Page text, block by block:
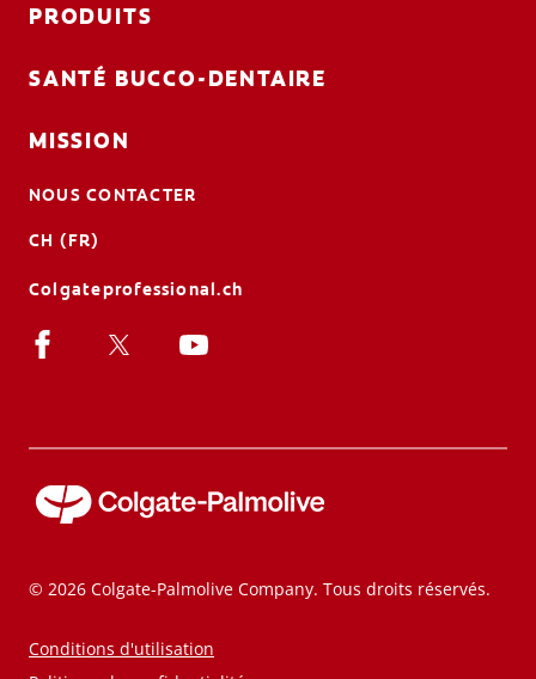
PRODUITS
SANTÉ BUCCO-DENTAIRE
MISSION
NOUS CONTACTER
CH (FR)
Colgateprofessional.ch
© 2026 Colgate-Palmolive Company. Tous droits réservés.
Conditions d'utilisation